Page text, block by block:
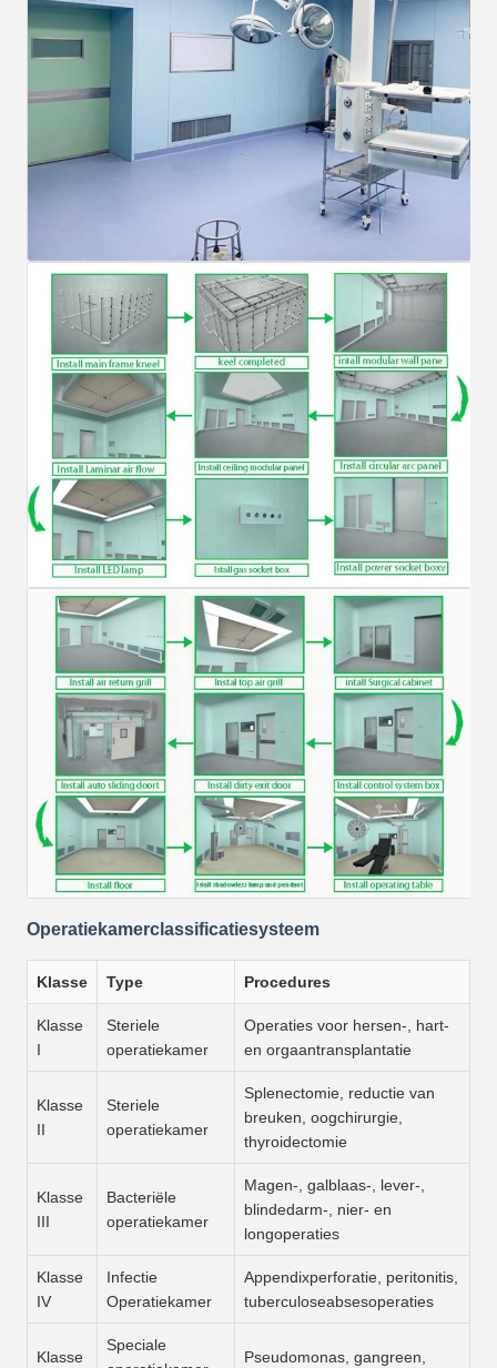
Operatiekamerclassificatiesysteem
Klasse Type Procedures
Klasse
I
Steriele
operatiekamer
Operaties voor hersen-, hart-
en orgaantransplantatie
Klasse
II
Steriele
operatiekamer
Splenectomie, reductie van
breuken, oogchirurgie,
thyroidectomie
Klasse
III
Bacteriële
operatiekamer
Magen-, galblaas-, lever-,
blindedarm-, nier- en
longoperaties
Klasse
IV
Infectie
Operatiekamer
Appendixperforatie, peritonitis,
tuberculoseabsesoperaties
Klasse
Speciale
Pseudomonas, gangreen,